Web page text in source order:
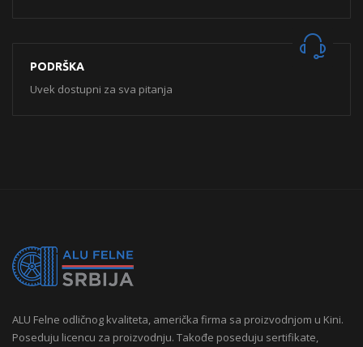
PODRŠKA
Uvek dostupni za sva pitanja
ALU Felne odličnog kvaliteta, američka firma sa proizvodnjom u Kini.
Poseduju licencu za proizvodnju. Takođe poseduju sertifikate,